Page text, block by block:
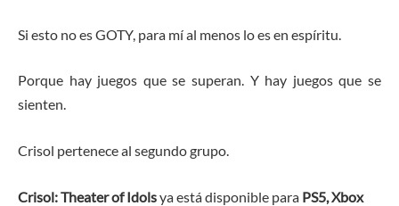
Si esto no es GOTY, para mí al menos lo es en espíritu.
Porque hay juegos que se superan. Y hay juegos que se
sienten.
Crisol pertenece al segundo grupo.
Crisol: Theater of Idolsya está disponible para PS5, Xbox